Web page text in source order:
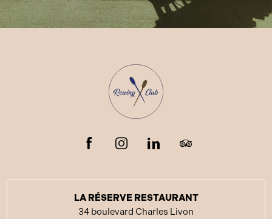
LA RÉSERVE RESTAURANT
34 boulevard Charles Livon